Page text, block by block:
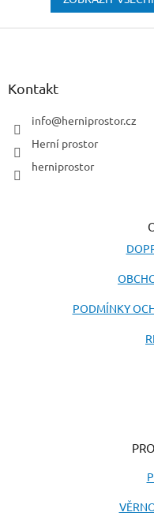
Z
Kontakt
info@herniprostor.cz
Herní prostor
herniprostor
PODMÍNKY